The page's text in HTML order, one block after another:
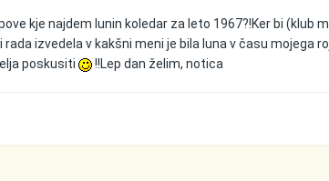
kje najdem lunin koledar za leto 1967?!Ker bi (klub
izvedela v kakšni meni je bila luna v času mojega
poskusiti
!!Lep dan želim, notica